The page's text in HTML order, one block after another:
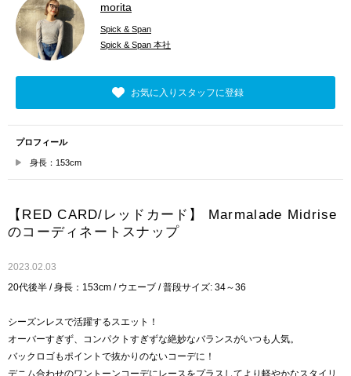
morita
Spick & Span
Spick & Span 本社
お気に入りスタッフに登録
プロフィール
身長：153cm
【RED CARD/レッドカード】 Marmalade Midrise
のコーディネートスナップ
2023.02.03
20代後半 / 身長：153cm / ウエーブ / 普段サイズ: 34～36
シーズンレスで活躍するスエット！
オーバーすぎず、コンパクトすぎずな絶妙なバランスがいつも人気。
バックロゴもポイントで抜かりのないコーデに！
デニム合わせのワントーンコーデにレースをプラスしてより軽やかなスタイリ